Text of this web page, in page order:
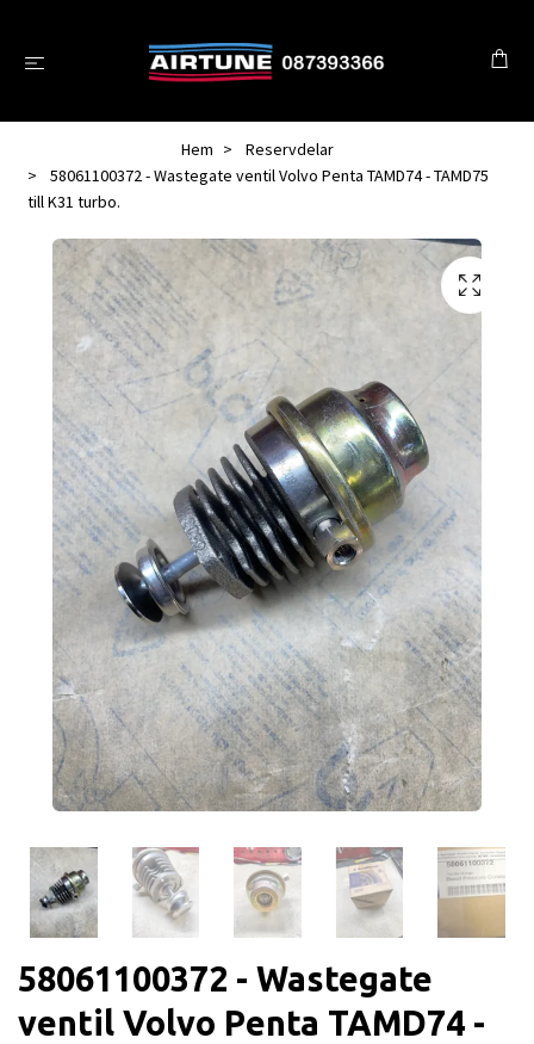
Hem
Reservdelar
58061100372 - Wastegate ventil Volvo Penta TAMD74 - TAMD75
till K31 turbo.
58061100372 - Wastegate
ventil Volvo Penta TAMD74 -